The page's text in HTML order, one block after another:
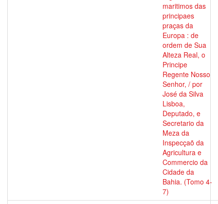
maritimos das
principaes
praças da
Europa : de
ordem de Sua
Alteza Real, o
Principe
Regente Nosso
Senhor, / por
José da Silva
Lisboa,
Deputado, e
Secretario da
Meza da
Inspecçaõ da
Agricultura e
Commercio da
Cidade da
Bahia. (Tomo 4-
7)